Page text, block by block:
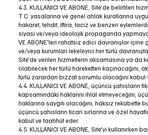
4.3. KULLANICI VE ABONE, Site’de belirtilen
T.C. yasalarına ve genel ahlak kurallarına
hakaret, tehdit, iftira, taciz ve benzeri
siyasi ve/veya ideolojik propaganda
VE ABONE'leri rahatsız edici davranışlar içine
ve/veya kurumları lekeleyici her türlü
Site'de verilen hizmetlerin aksamasına ya da
olabilecek her türlü hareketten kaçınacağını,
türlü zarardan bizzat sorumlu olacağını kabul
4.4. KULLANICI VE ABONE, üçüncü şahısların
kapsamındaki haklarını ihlal etmeyeceğini,
haklarına saygılı olacağını, haksız rekabette
üçüncü şahısların ticari sırlarına ve özel
kabul ve taahhüt eder.
4.5. KULLANICI VE ABONE, Site'yi kullanırken